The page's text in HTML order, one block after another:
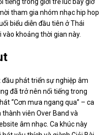
tham gia nhóm nhạc hip hop
biểu diễn đầu tiên ở Thái
vào khoảng thời gian này.
phát triển sự nghiệp âm
đã trở nên nổi tiếng trong
“Cơn mưa ngang qua” – ca
viên Over Band và
âm nhạc. Ca khúc này